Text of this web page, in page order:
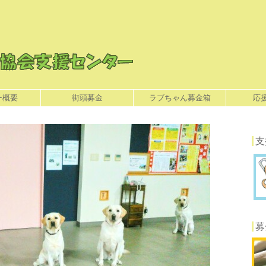
概要 街頭募金 ラブちゃん募金箱 応